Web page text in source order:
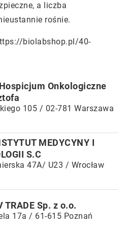
a liczba
rośnie.
biolabshop.pl/40-
Onkologiczne
105 / 02-781 Warszawa
MEDYCYNY I
S.C
47A/ U23 / Wrocław
TRADE Sp. z o.o.
17a / 61-615 Poznań